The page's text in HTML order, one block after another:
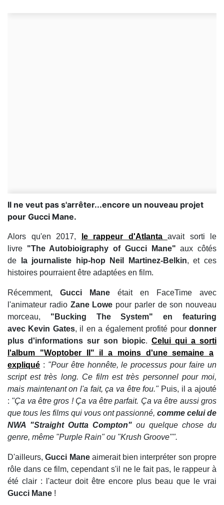
Il ne veut pas s'arrêter...encore un nouveau projet
pour Gucci Mane.
Alors qu'en 2017, le rappeur d'Atlanta avait sorti le
livre "The Autobioigraphy of Gucci Mane" aux côtés
de la journaliste hip-hop Neil Martinez-Belkin, et ces
histoires pourraient être adaptées en film.
Récemment, Gucci Mane était en FaceTime avec
l'animateur radioZane Lowe pour parler de son nouveau
morceau, "Bucking The System" en featuring
avec Kevin Gates, il en a également profité pourdonner
plus d'informations sur son biopic. Celui qui a sorti
l'album "Woptober II" il a moins d'une semaine a
expliqué : "Pour être honnête, le processus pour faire un
script est très long. Ce film est très personnel pour moi,
mais maintenant on l'a fait, ça va être fou."Puis, il a ajouté
: "Ça va être gros ! Ça va être parfait. Ça va être aussi gros
que tous les films qui vous ont passionné, comme celui de
NWA "Straight Outta Compton" ou quelque chose du
genre, même "Purple Rain" ou "Krush Groove"".
D'ailleurs, Gucci Mane aimerait bien interpréter son propre
rôle dans ce film, cependant s'il ne le fait pas, le rappeur à
été clair : l'acteur doit être encore plus beau que le vrai
Gucci Mane !